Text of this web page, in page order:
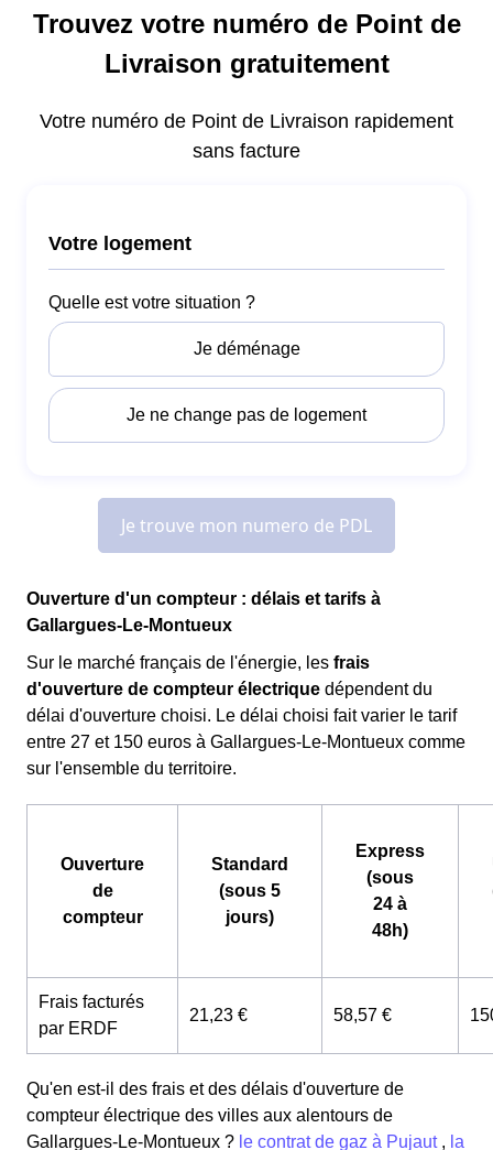
Ouverture d'un compteur : délais et tarifs à
Gallargues-Le-Montueux
Sur le marché français de l'énergie, les frais
d'ouverture de compteur électrique dépendent du
délai d'ouverture choisi. Le délai choisi fait varier le tarif
entre 27 et 150 euros à Gallargues-Le-Montueux comme
sur l'ensemble du territoire.
Ouverture
de
compteur
Standard
(sous 5
jours)
Express
(sous
24 à
48h)
Frais facturés
par ERDF
21,23 € 58,57 €
Qu'en est-il des frais et des délais d'ouverture de
compteur électrique des villes aux alentours de
Gallargues-Le-Montueux ? le contrat de gaz à Pujaut , la